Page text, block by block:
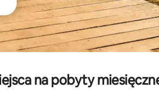
na pobyty